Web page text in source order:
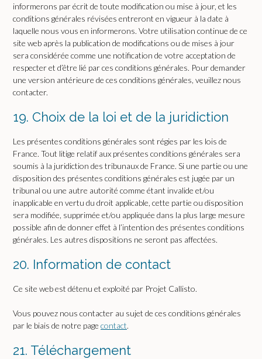
informerons par écrit de toute modification ou mise à jour, et les
conditions générales révisées entreront en vigueur à la date à
laquelle nous vous en informerons. Votre utilisation continue de ce
site web après la publication de modifications ou de mises à jour
sera considérée comme une notification de votre acceptation de
respecter et d’être lié par ces conditions générales. Pour demander
une version antérieure de ces conditions générales, veuillez nous
contacter.
19. Choix de la loi et de la juridiction
Les présentes conditions générales sont régies par les lois de
France. Tout litige relatif aux présentes conditions générales sera
soumis à la juridiction des tribunaux de France. Si une partie ou une
disposition des présentes conditions générales est jugée par un
tribunal ou une autre autorité comme étant invalide et/ou
inapplicable en vertu du droit applicable, cette partie ou disposition
sera modifiée, supprimée et/ou appliquée dans la plus large mesure
possible afin de donner effet à l’intention des présentes conditions
générales. Les autres dispositions ne seront pas affectées.
20. Information de contact
Ce site web est détenu et exploité par Projet Callisto.
Vous pouvez nous contacter au sujet de ces conditions générales
par le biais de notre page contact.
21. Téléchargement